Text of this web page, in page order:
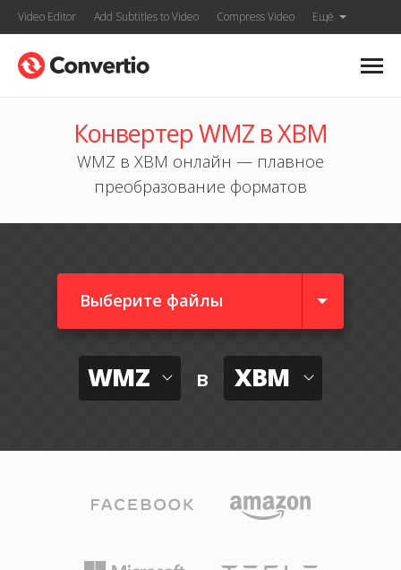
Video Editor Add Subtitles to Video Compress Video Ещё
Конвертер WMZ в XBM
WMZ в XBM онлайн — плавное
преобразование форматов
Выберите файлы
WMZ в XBM